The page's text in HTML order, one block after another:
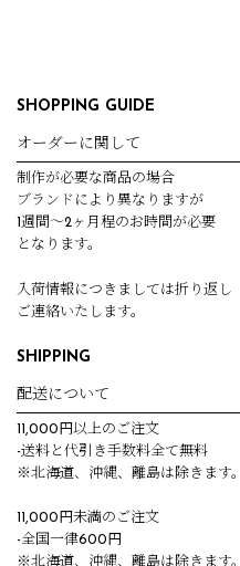
SHOPPING GUIDE
オーダーに関して
制作が必要な商品の場合
ブランドにより異なりますが
1週間～2ヶ月程のお時間が必要
となります。
入荷情報につきましては折り返し
ご連絡いたします。
SHIPPING
配送について
11,000円以上のご注文
-送料と代引き手数料全て無料
※北海道、沖縄、離島は除きます。
11,000円未満のご注文
-全国一律600円
※北海道、沖縄、離島は除きます。